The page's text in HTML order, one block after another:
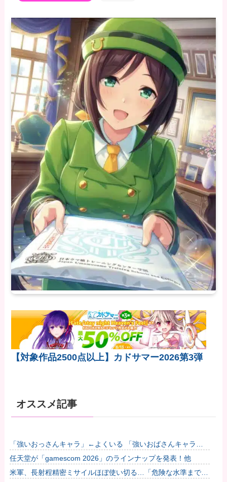
【対象作品2500点以上】カドサマー2026第3弾
オススメ記事
「強いおっさんキャラ」←よくいる 「強いおばさんキャラ」
← 全然いない他
任天堂が「gamescom 2026」のラインナップを発表！他
米軍、長射程精密ミサイルほぼ使い切る…「危険な水準まで減